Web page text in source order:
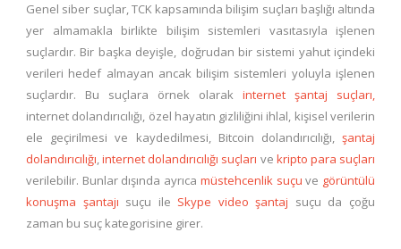
Genel siber suçlar, TCK kapsamında bilişim suçları başlığı altında
yer almamakla birlikte bilişim sistemleri vasıtasıyla işlenen
suçlardır. Bir başka deyişle, doğrudan bir sistemi yahut içindeki
verileri hedef almayan ancak bilişim sistemleri yoluyla işlenen
suçlardır. Bu suçlara örnek olarak internet şantaj suçları,
internet dolandırıcılığı, özel hayatın gizliliğini ihlal, kişisel verilerin
ele geçirilmesi ve kaydedilmesi, Bitcoin dolandırıcılığı, şantaj
dolandırıcılığı,internet dolandırıcılığı suçları ve kripto para suçları
verilebilir. Bunlar dışında ayrıca müstehcenlik suçu ve görüntülü
konuşma şantajı suçu ile Skype video şantaj suçu da çoğu
zaman bu suç kategorisine girer.